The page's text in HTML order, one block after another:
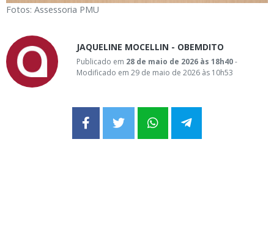
Fotos: Assessoria PMU
JAQUELINE MOCELLIN - OBEMDITO
Publicado em 28 de maio de 2026 às 18h40-
Modificado em 29 de maio de 2026 às 10h53